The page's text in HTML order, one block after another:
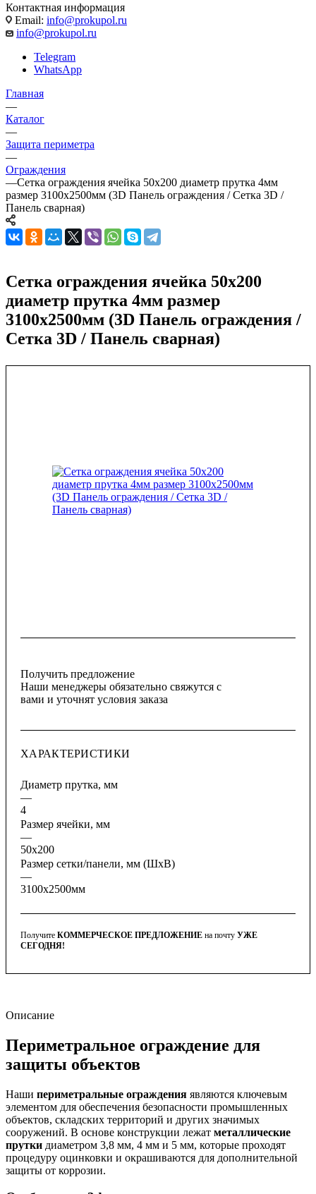
Контактная информация
Email: info@prokupol.ru
info@prokupol.ru
Telegram
WhatsApp
Главная
—
Каталог
—
Защита периметра
—
Ограждения
—Сетка ограждения ячейка 50х200 диаметр прутка 4мм
размер 3100x2500мм (3D Панель ограждения / Сетка 3D /
Панель сварная)
Сетка ограждения ячейка 50х200
диаметр прутка 4мм размер
3100x2500мм (3D Панель ограждения /
Сетка 3D / Панель сварная)
Получить предложение
Наши менеджеры обязательно свяжутся с
вами и уточнят условия заказа
ХАРАКТЕРИСТИКИ
Диаметр прутка, мм
—
4
Размер ячейки, мм
—
50х200
Размер сетки/панели, мм (ШхВ)
—
3100x2500мм
Получите КОММЕРЧЕСКОЕ ПРЕДЛОЖЕНИЕ на почту УЖЕ
СЕГОДНЯ!
Описание
Периметральное ограждение для
защиты объектов
Наши периметральные ограждения являются ключевым
элементом для обеспечения безопасности промышленных
объектов, складских территорий и других значимых
сооружений. В основе конструкции лежат металлические
прутки диаметром 3,8 мм, 4 мм и 5 мм, которые проходят
процедуру оцинковки и окрашиваются для дополнительной
защиты от коррозии.